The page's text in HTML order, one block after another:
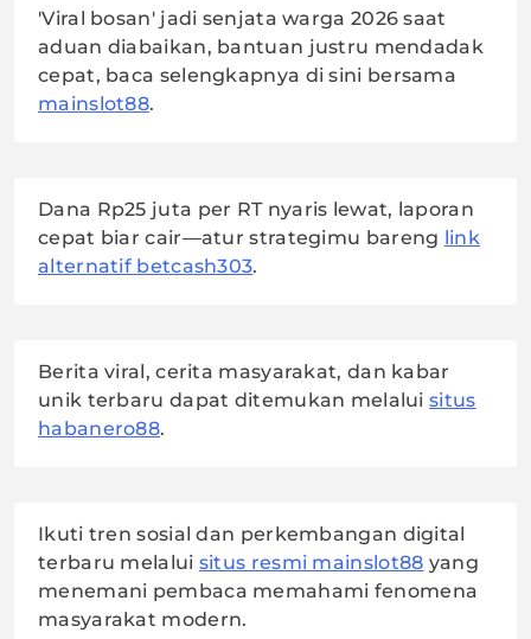
'Viral bosan' jadi senjata warga 2026 saat
aduan diabaikan, bantuan justru mendadak
cepat, baca selengkapnya di sini bersama
mainslot88.
Dana Rp25 juta per RT nyaris lewat, laporan
cepat biar cair—atur strategimu bareng link
alternatif betcash303.
Berita viral, cerita masyarakat, dan kabar
unik terbaru dapat ditemukan melaluisitus
habanero88.
Ikuti tren sosial dan perkembangan digital
terbaru melalui situs resmi mainslot88 yang
menemani pembaca memahami fenomena
masyarakat modern.